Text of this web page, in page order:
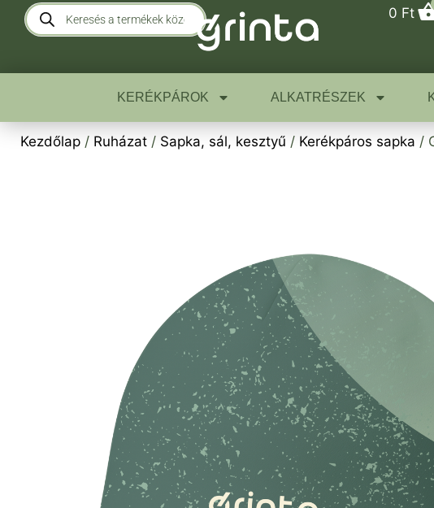
0 Ft
KERÉKPÁROK ALKATRÉSZEK
Kezdőlap / Ruházat / Sapka, sál, kesztyű / Kerékpáros sapka /